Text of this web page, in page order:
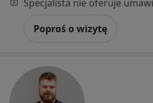
Poproś o wizytę